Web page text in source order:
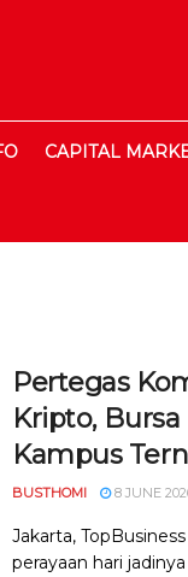
CAPITAL
Pertegas
Kripto,
Kampus
BUSTHOMI 8 JUNE
Jakarta,
perayaan hari